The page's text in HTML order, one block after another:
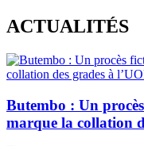
Skip
to
content
ACTUALITÉS
Butembo : Un
marque la collation